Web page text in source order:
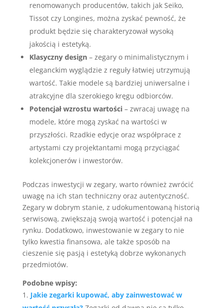
renomowanych producentów, takich jak Seiko,
Tissot czy Longines, można zyskać pewność, że
produkt będzie się charakteryzował wysoką
jakością i estetyką.
Klasyczny design– zegary o minimalistycznym i
eleganckim wyglądzie z reguły łatwiej utrzymują
wartość. Takie modele są bardziej uniwersalne i
atrakcyjne dla szerokiego kręgu odbiorców.
Potencjał wzrostu wartości– zwracaj uwagę na
modele, które mogą zyskać na wartości w
przyszłości. Rzadkie edycje oraz współprace z
artystami czy projektantami mogą przyciągać
kolekcjonerów i inwestorów.
Podczas inwestycji w zegary, warto również zwrócić
uwagę na ich stan techniczny oraz autentyczność.
Zegary w dobrym stanie, z udokumentowaną historią
serwisową, zwiększają swoją wartość i potencjał na
rynku. Dodatkowo, inwestowanie w zegary to nie
tylko kwestia finansowa, ale także sposób na
cieszenie się pasją i estetyką dobrze wykonanych
przedmiotów.
Podobne wpisy:
Jakie zegarki kupować, aby zainwestować w